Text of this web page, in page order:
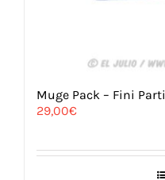
Muge Pack – Fini Parti
29,00€